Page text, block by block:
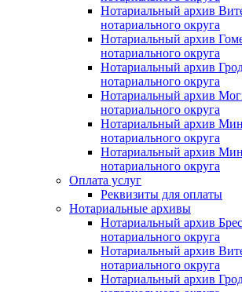
Нотариальный архив
нотариального округа
Нотариальный архив
нотариального округа
Нотариальный архив
нотариального округа
Нотариальный архив
нотариального округа
Нотариальный архив
нотариального округа
Нотариальный архив
нотариального округа
Оплата услуг
Реквизиты для оплаты
Нотариальные архивы
Нотариальный архив
нотариального округа
Нотариальный архив
нотариального округа
Нотариальный архив